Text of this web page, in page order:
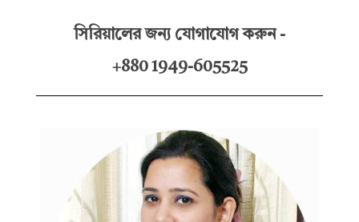
সিরিয়ালের জন্য যোগাযোগ করুন -
+880 1949-605525